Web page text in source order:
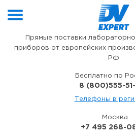
Прямые поставки
приборов от европейских
РФ
Бесплатно по
8 (800)555-
Телефоны в
Москва
+7 495 268-